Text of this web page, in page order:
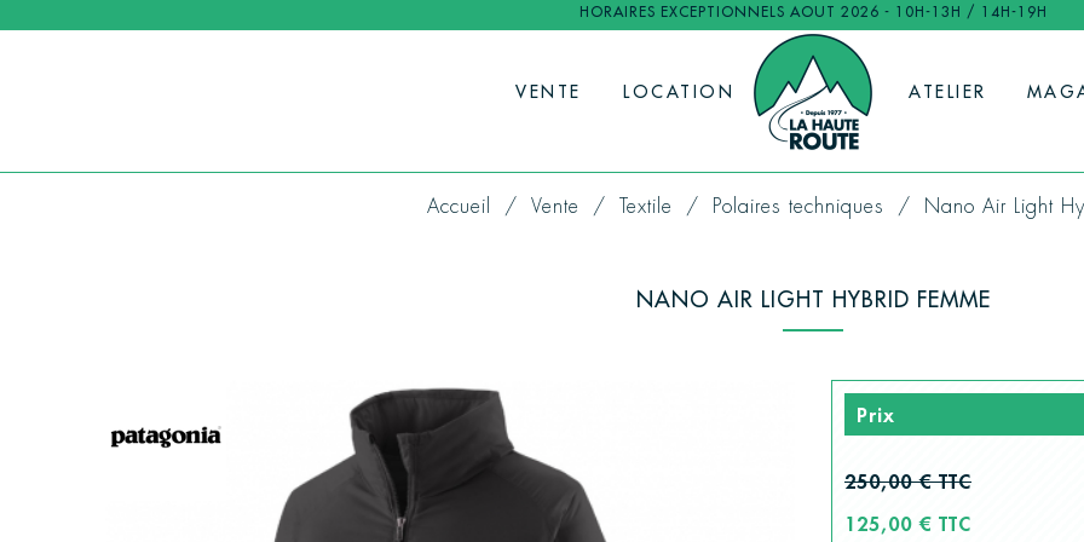
HORAIRES EXCEPTIONNELS AOUT 2026 - 10H-13H / 14H-19H
VENTE LOCATION ATELIER
Accueil Vente Textile Polaires techniques Nano Air Light
NANO AIR LIGHT HYBRID FEMME
Prix
250,00 € TTC
125,00 € TTC